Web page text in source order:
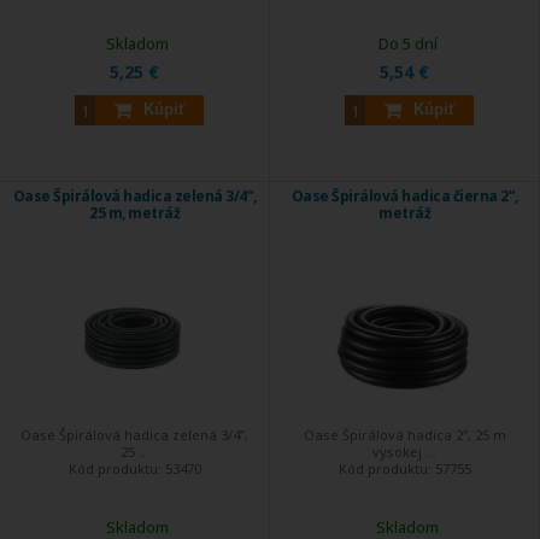
5,25 €
Kúpiť
Skladom
5,54 €
Kúpiť
Do 5 dní
Oase Špirálová hadica zelená 3/4",
25 m, metráž
Oase Špirálová hadica zelená 3/4",
25 ...
Kód produktu: 53470
Skladom
Oase Špirálová hadica čierna 2",
metráž
Oase Špirálová hadica 2", 25 m
vysokej ...
Kód produktu: 57755
Skladom